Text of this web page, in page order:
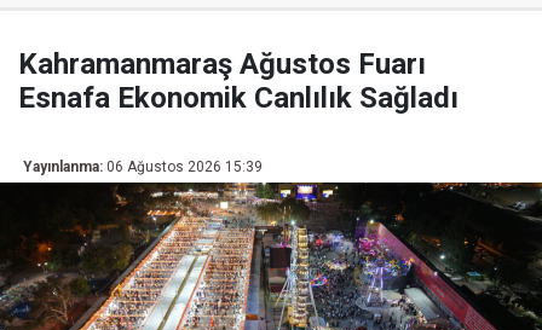
Kahramanmaraş Ağustos Fuarı
Esnafa Ekonomik Canlılık Sağladı
Yayınlanma: 06 Ağustos 2026 15:39